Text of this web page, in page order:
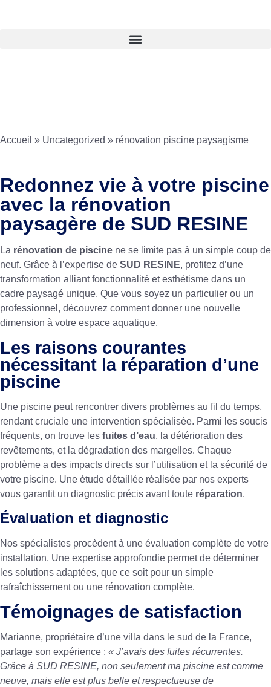
Accueil » Uncategorized » rénovation piscine paysagisme
Redonnez vie à votre piscine
avec la rénovation
paysagère de SUD RESINE
La rénovation de piscine ne se limite pas à un simple coup de
neuf. Grâce à l’expertise de SUD RESINE, profitez d’une
transformation alliant fonctionnalité et esthétisme dans un
cadre paysagé unique. Que vous soyez un particulier ou un
professionnel, découvrez comment donner une nouvelle
dimension à votre espace aquatique.
Les raisons courantes
nécessitant la réparation d’une
piscine
Une piscine peut rencontrer divers problèmes au fil du temps,
rendant cruciale une intervention spécialisée. Parmi les soucis
fréquents, on trouve les fuites d’eau, la détérioration des
revêtements, et la dégradation des margelles. Chaque
problème a des impacts directs sur l’utilisation et la sécurité de
votre piscine. Une étude détaillée réalisée par nos experts
vous garantit un diagnostic précis avant toute réparation.
Évaluation et diagnostic
Nos spécialistes procèdent à une évaluation complète de votre
installation. Une expertise approfondie permet de déterminer
les solutions adaptées, que ce soit pour un simple
rafraîchissement ou une rénovation complète.
Témoignages de satisfaction
Marianne, propriétaire d’une villa dans le sud de la France,
partage son expérience : « J’avais des fuites récurrentes.
Grâce à SUD RESINE, non seulement ma piscine est comme
neuve, mais elle est plus belle et respectueuse de